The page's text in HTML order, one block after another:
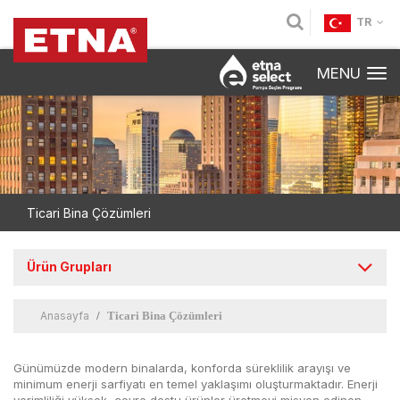
TR
MENU
Ticari Bina Çözümleri
Ürün Grupları
Anasayfa Ticari Bina Çözümleri
Günümüzde modern binalarda, konforda süreklilik arayışı ve
minimum enerji sarfiyatı en temel yaklaşımı oluşturmaktadır. Enerji